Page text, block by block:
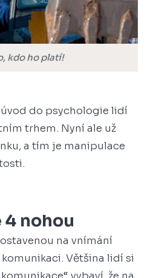
kdo ho platí!
do psychologie lidí
trhem. Nyní ale už
a tím je manipulace
4 nohou
na vnímání
Většina lidí si